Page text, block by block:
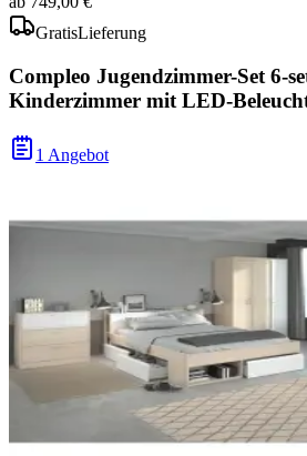
GratisLieferung
Compleo Jugendzimmer-Set 6-
Kinderzimmer mit LED-
1 Angebot